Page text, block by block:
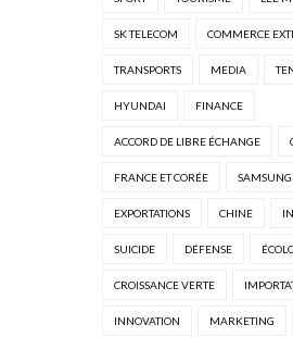
SK TELECOM COMMERCE
TRANSPORTS MEDIA
HYUNDAI FINANCE
ACCORD DE LIBRE ÉCHANGE
FRANCE ET CORÉE SAMSUNG
EXPORTATIONS CHINE
SUICIDE DÉFENSE
CROISSANCE VERTE
INNOVATION MARKETING